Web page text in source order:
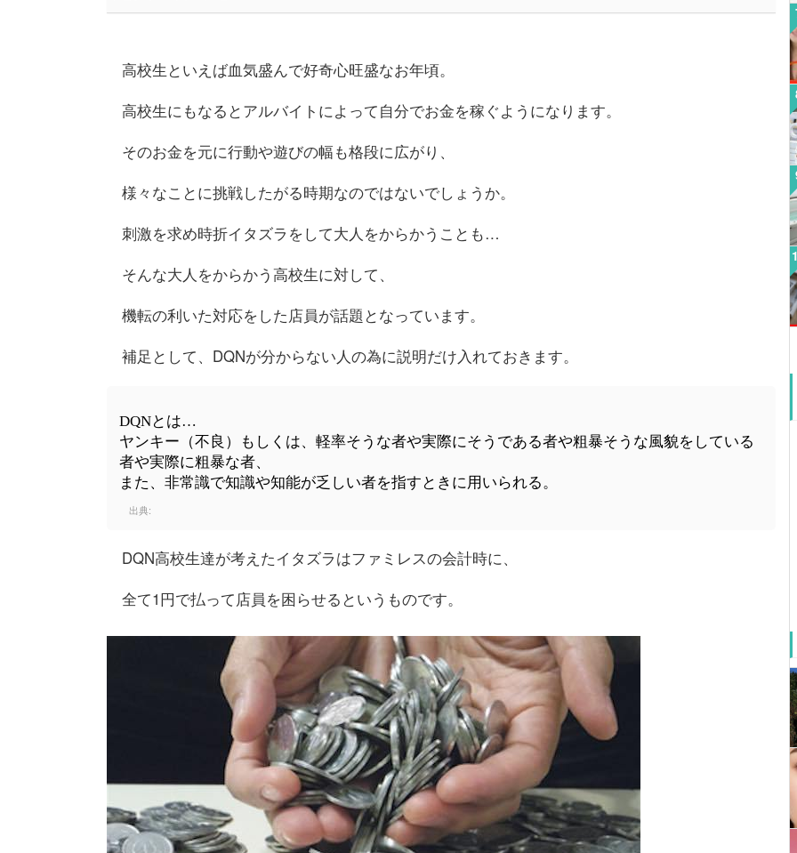
高校生といえば血気盛んで好奇心旺盛なお年頃。
高校生にもなるとアルバイトによって自分でお金を稼ぐようになります。
そのお金を元に行動や遊びの幅も格段に広がり、
様々なことに挑戦したがる時期なのではないでしょうか。
刺激を求め時折イタズラをして大人をからかうことも…
そんな大人をからかう高校生に対して、
機転の利いた対応をした店員が話題となっています。
補足として、DQNが分からない人の為に説明だけ入れておきます。
DQNとは…
ヤンキー（不良）もしくは、軽率そうな者や実際にそうである者や粗暴そうな風貌をしている
者や実際に粗暴な者、
また、非常識で知識や知能が乏しい者を指すときに用いられる。
出典:
DQN高校生達が考えたイタズラはファミレスの会計時に、
全て1円で払って店員を困らせるというものです。